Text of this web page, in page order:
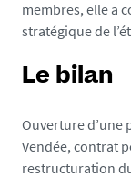
membres, elle a
stratégique de
Le bilan
Ouverture d’une
Vendée, contrat
restructuration